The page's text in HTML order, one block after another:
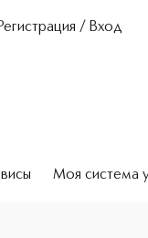
Регистрация / Вход
Моя система